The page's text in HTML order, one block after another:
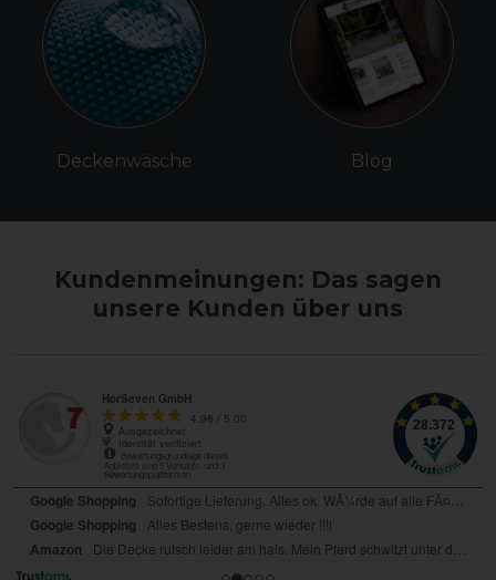
Deckenwäsche Blog
Kundenmeinungen: Das sagen
unsere Kunden über uns